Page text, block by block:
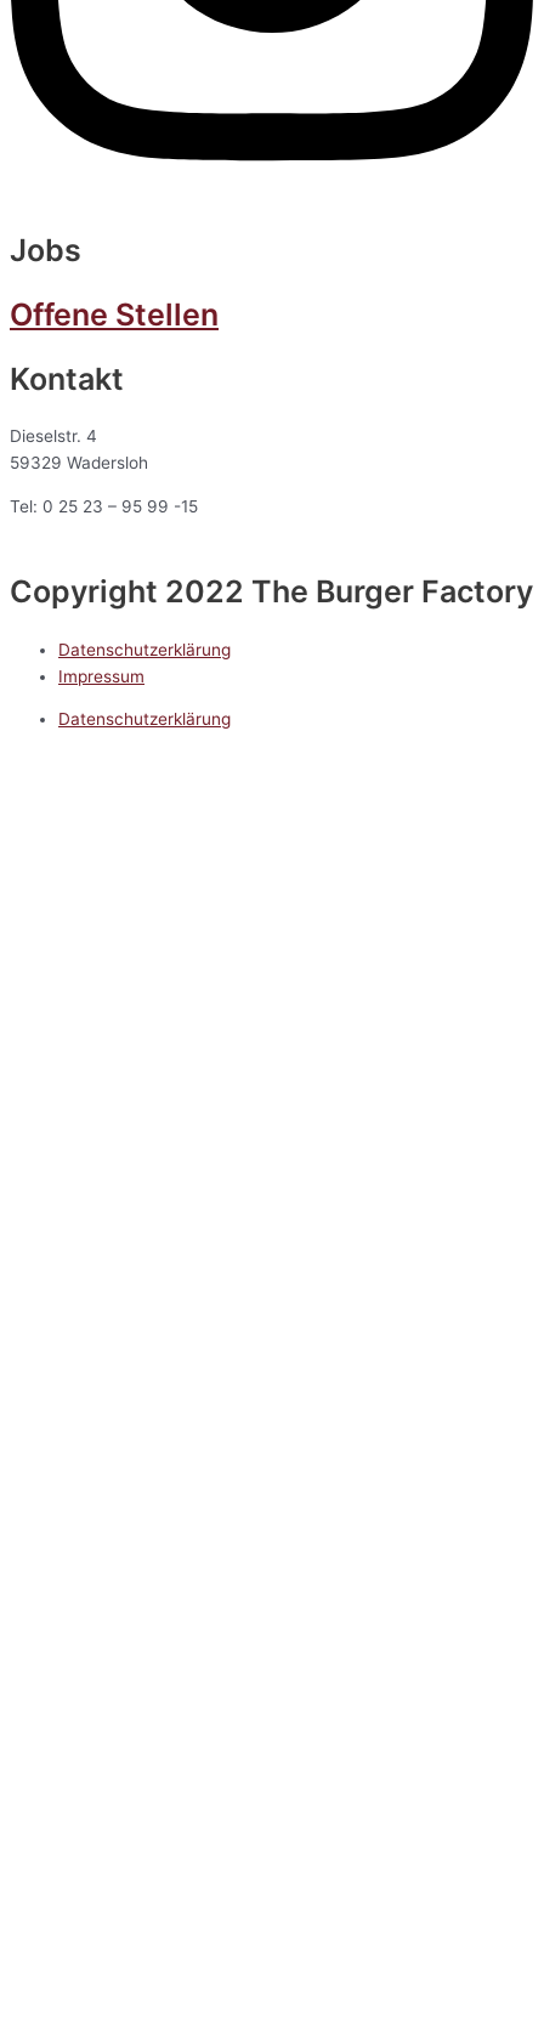
Jobs
Offene Stellen
Kontakt
Dieselstr. 4
59329 Wadersloh
Tel: 0 25 23 – 95 99 -15
Copyright 2022 The Burger Factory
Datenschutzerklärung
Impressum
Datenschutzerklärung